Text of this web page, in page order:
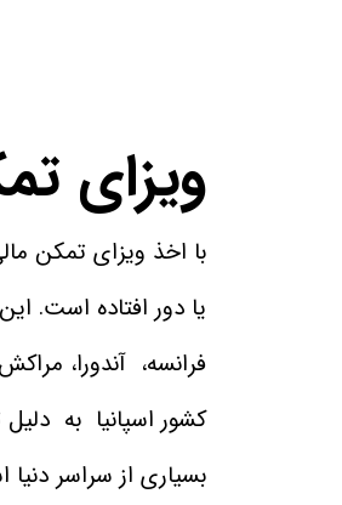
ویزای
با اخذ ویزای تمکن
یا دور افتاده است.
فرانسه، آندورا،
کشور اسپانیا به
بسیاری از سراسر